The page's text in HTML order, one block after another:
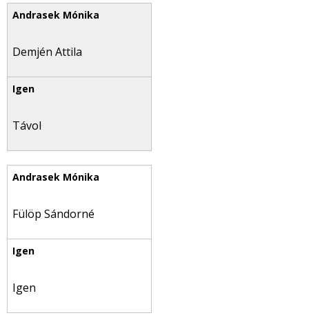
Demjén Attila
Távol
Fülöp Sándorné
Igen